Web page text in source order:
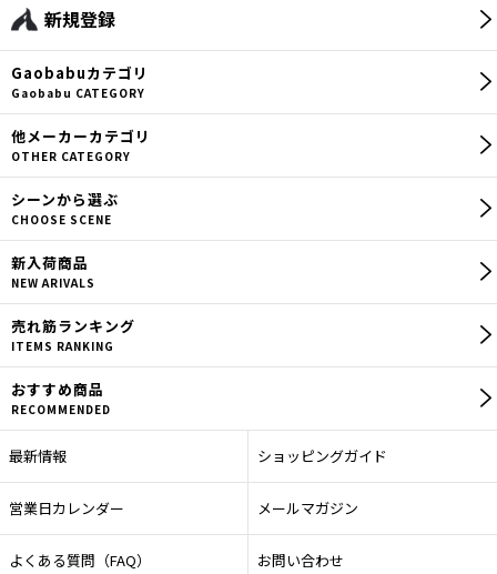
新規登録
Gaobabuカテゴリ
Gaobabu CATEGORY
他メーカーカテゴリ
OTHER CATEGORY
シーンから選ぶ
CHOOSE SCENE
新入荷商品
NEW ARIVALS
売れ筋ランキング
ITEMS RANKING
おすすめ商品
RECOMMENDED
最新情報 ショッピングガイド
営業日カレンダー メールマガジン
よくある質問（FAQ） お問い合わせ